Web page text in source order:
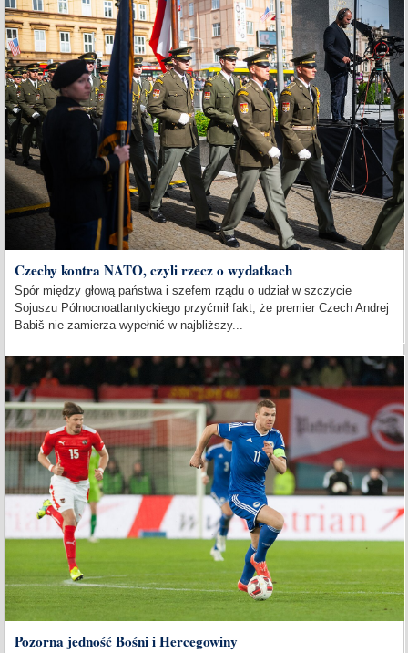
Czechy kontra NATO, czyli rzecz o wydatkach
Spór między głową państwa i szefem rządu o udział w szczycie
Sojuszu Północnoatlantyckiego przyćmił fakt, że premier Czech Andrej
Babiš nie zamierza wypełnić w najbliższy...
Pozorna jedność Bośni i Hercegowiny